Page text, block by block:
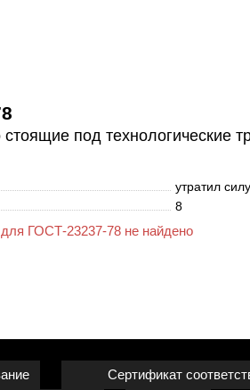
под технологические
утратил
8
ГОСТ-23237-78 не найдено
Сертификат